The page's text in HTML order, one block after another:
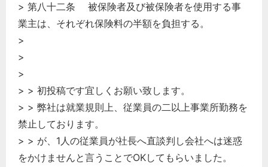
> 第八十二条 被保険者及び被保険者を使用する事
業主は、それぞれ保険料の半額を負担する。
>
>
>
> > 初投稿です宜しくお願い致します。
> > 弊社は就業規則上、従業員の二以上事業所勤務を
禁止しております。
> > が、1人の従業員が社長へ直談判し会社へは迷惑
をかけませんと言うことでOKしてもらいました。